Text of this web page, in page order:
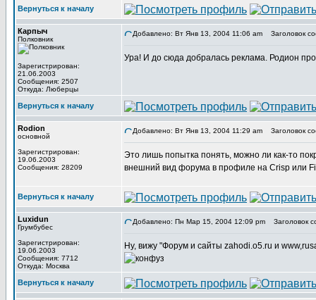
Вернуться к началу
Карпыч
Полковник
Зарегистрирован:
21.06.2003
Сообщения: 2507
Откуда: Люберцы
Добавлено: Вт Янв 13, 2004 11:06 am Заголовок
Ура! И до сюда добралась реклама. Родион
Вернуться к началу
Rodion
основной
Зарегистрирован:
19.06.2003
Сообщения: 28209
Добавлено: Вт Янв 13, 2004 11:29 am Заголовок
Это лишь попытка понять, можно ли как-то
внешний вид форума в профиле на Crisp или
Вернуться к началу
Luxidun
Грумбубес
Зарегистрирован:
19.06.2003
Сообщения: 7712
Откуда: Москва
Добавлено: Пн Мар 15, 2004 12:09 pm Заголовок
Ну, вижу "Форум и сайты zahodi.o5.ru и
Вернуться к началу